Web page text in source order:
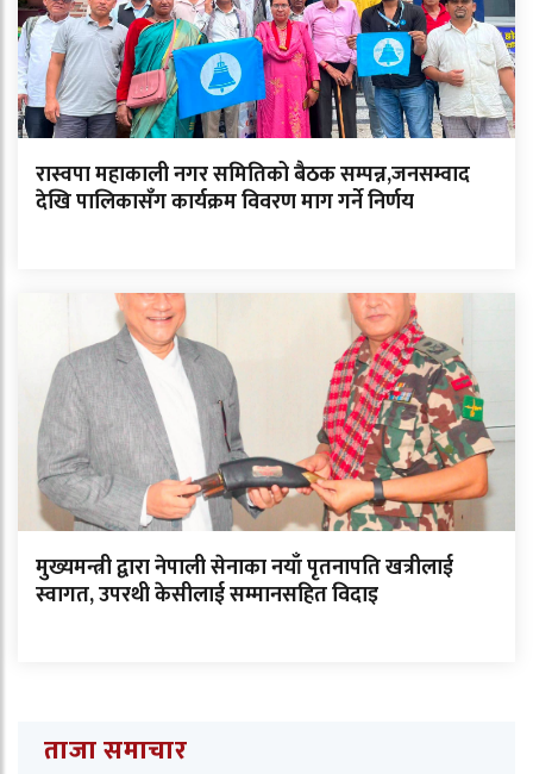
रास्वपा महाकाली नगर समितिको बैठक सम्पन्न,जनसम्वाद
देखि पालिकासँग कार्यक्रम विवरण माग गर्ने निर्णय
मुख्यमन्त्री द्वारा नेपाली सेनाका नयाँ पृतनापति खत्रीलाई
स्वागत, उपरथी केसीलाई सम्मानसहित विदाइ
ताजा समाचार